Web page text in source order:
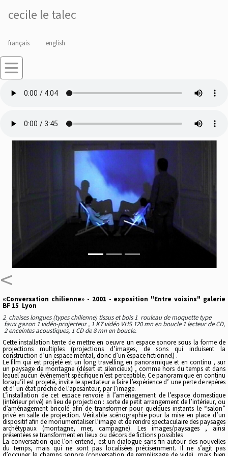
cecile le talec
français english
<
«Conversation chilienne» - 2001 - exposition "Entre voisins" galerie
BF 15 Lyon
2 chaises longues (types chilienne) tissus et bois 1 rouleau de moquette type
faux gazon 1 vidéo-projecteur , 1 K7 vidéo VHS 120 mn en boucle 1 lecteur de CD,
2 enceintes acoustiques, 1 CD de 8 mn en boucle.
Cette installation tente de mettre en oeuvre un espace sonore sous la forme de
projections multiples (projections d’images, de sons qui induisent la
construction d’un espace mental, donc d’un espace fictionnel) .
Le film qui est projeté est un long travelling en panoramique et en continu , sur
un paysage de montagne (désert et silencieux) , comme hors du temps et dans
lequel aucun événement spécifique n’est perceptible. Ce panoramique en continu
lorsqu’il est projeté, invite le spectateur a faire l’expérience d’ une perte de repères
et d’ un état proche de l’apesanteur, par l’image.
L’installation de cet espace renvoie à l’aménagement de l’espace domestique
(intérieur privé) en lieu de projection : sorte de petit arrangement de l’intérieur, ou
d’aménagement bricolé afin de transformer pour quelques instants le “salon”
privé en salle de projection. Véritable scénographie pour la mise en place d’un
dispositif afin de monumentaliser l’image et de rendre spectaculaire des paysages
archétypaux (montagne, mer, campagne). Les images/paysages , ainsi
présentées se transforment en lieux ou décors de fictions possibles
La conversation que l’on entend, est un dialogue sans fin autour des nouvelles
du temps, mais qui ne sont pas localisées précisemment. Il ne s’agit pas